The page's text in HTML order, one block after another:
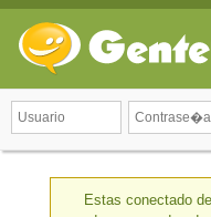
Estas conectado